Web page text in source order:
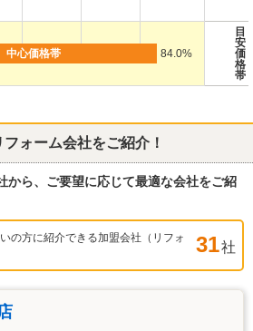
84.0%
目
安
価
格
帯
ォーム会社をご紹介！
から、ご要望に応じて最適な会社をご紹
の方に紹介できる加盟会社（リフォ
31社